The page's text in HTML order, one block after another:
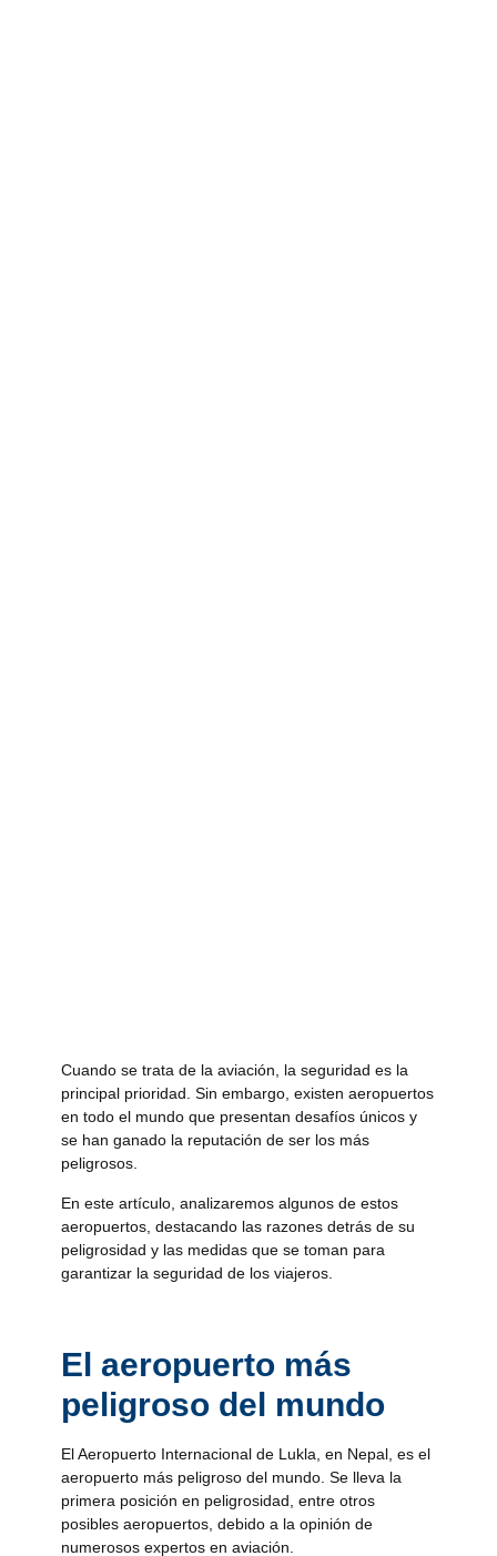
Cuando se trata de la aviación, la seguridad es la
principal prioridad. Sin embargo, existen aeropuertos
en todo el mundo que presentan desafíos únicos y
se han ganado la reputación de ser los más
peligrosos.
En este artículo, analizaremos algunos de estos
aeropuertos, destacando las razones detrás de su
peligrosidad y las medidas que se toman para
garantizar la seguridad de los viajeros.
El aeropuerto más
peligroso del mundo
El Aeropuerto Internacional de Lukla, en Nepal, es el
aeropuerto más peligroso del mundo. Se lleva la
primera posición en peligrosidad, entre otros
posibles aeropuertos, debido a la opinión de
numerosos expertos en aviación.